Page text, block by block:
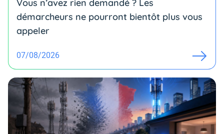
Vous n’avez rien demandé ? Les
démarcheurs ne pourront bientôt plus vous
appeler
07/08/2026